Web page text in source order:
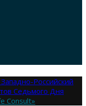
Российский
Седьмого Дня
Consult»